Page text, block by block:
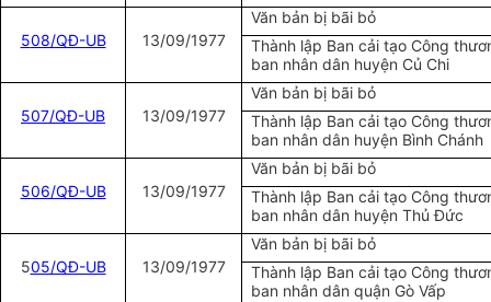
508/QĐ-UB 13/09/1977
Văn bản bị bãi bỏ
Thành lập Ban cải tạo Công
ban nhân dân huyện Củ Chi
507/QĐ-UB 13/09/1977
Văn bản bị bãi bỏ
Thành lập Ban cải tạo Công
ban nhân dân huyện Bình Chánh
506/QĐ-UB 13/09/1977
Văn bản bị bãi bỏ
Thành lập Ban cải tạo Công
ban nhân dân huyện Thủ Đức
505/QĐ-UB 13/09/1977
Văn bản bị bãi bỏ
Thành lập Ban cải tạo Công
ban nhân dân quận Gò Vấp